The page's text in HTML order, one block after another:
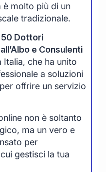
è molto più di un
tradizionale.
50 Dottori
e Consulenti
Italia, che ha unito
a soluzioni
offrire un servizio
non è soltanto
ma un vero e
per
gestisci la tua